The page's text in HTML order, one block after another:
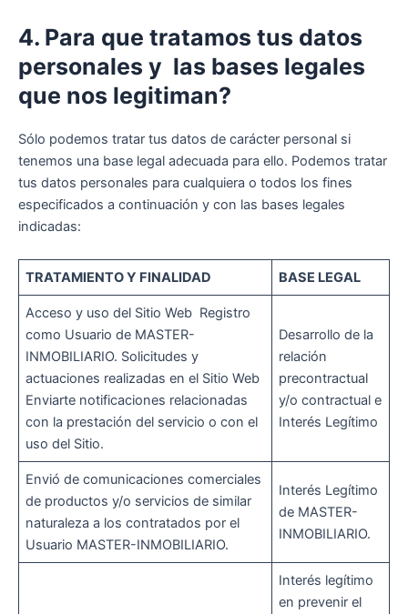
4. Para que tratamos tus datos
personales y las bases legales
que nos legitiman?
Sólo podemos tratar tus datos de carácter personal si
tenemos una base legal adecuada para ello. Podemos tratar
tus datos personales para cualquiera o todos los fines
especificados a continuación y con las bases legales
indicadas:
TRATAMIENTO Y FINALIDAD BASE LEGAL
Acceso y uso del Sitio Web Registro
como Usuario de MASTER-
INMOBILIARIO. Solicitudes y
actuaciones realizadas en el Sitio Web
Enviarte notificaciones relacionadas
con la prestación del servicio o con el
uso del Sitio.
Desarrollo de la
relación
precontractual
y/o contractual e
Interés Legítimo
Envió de comunicaciones comerciales
de productos y/o servicios de similar
naturaleza a los contratados por el
Usuario MASTER-INMOBILIARIO.
Interés Legítimo
de MASTER-
INMOBILIARIO.
Interés legítimo
en prevenir el